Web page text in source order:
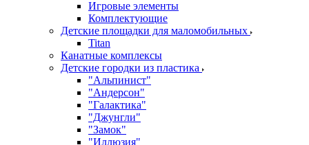
Игровые элементы
Комплектующие
Детские площадки для маломобильных
Titan
Канатные комплексы
Детские городки из пластика
"Альпинист"
"Андерсон"
"Галактика"
"Джунгли"
"Замок"
"Иллюзия"